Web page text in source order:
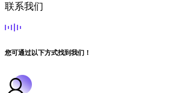
联系我们
您可通过以下方式找到我们！